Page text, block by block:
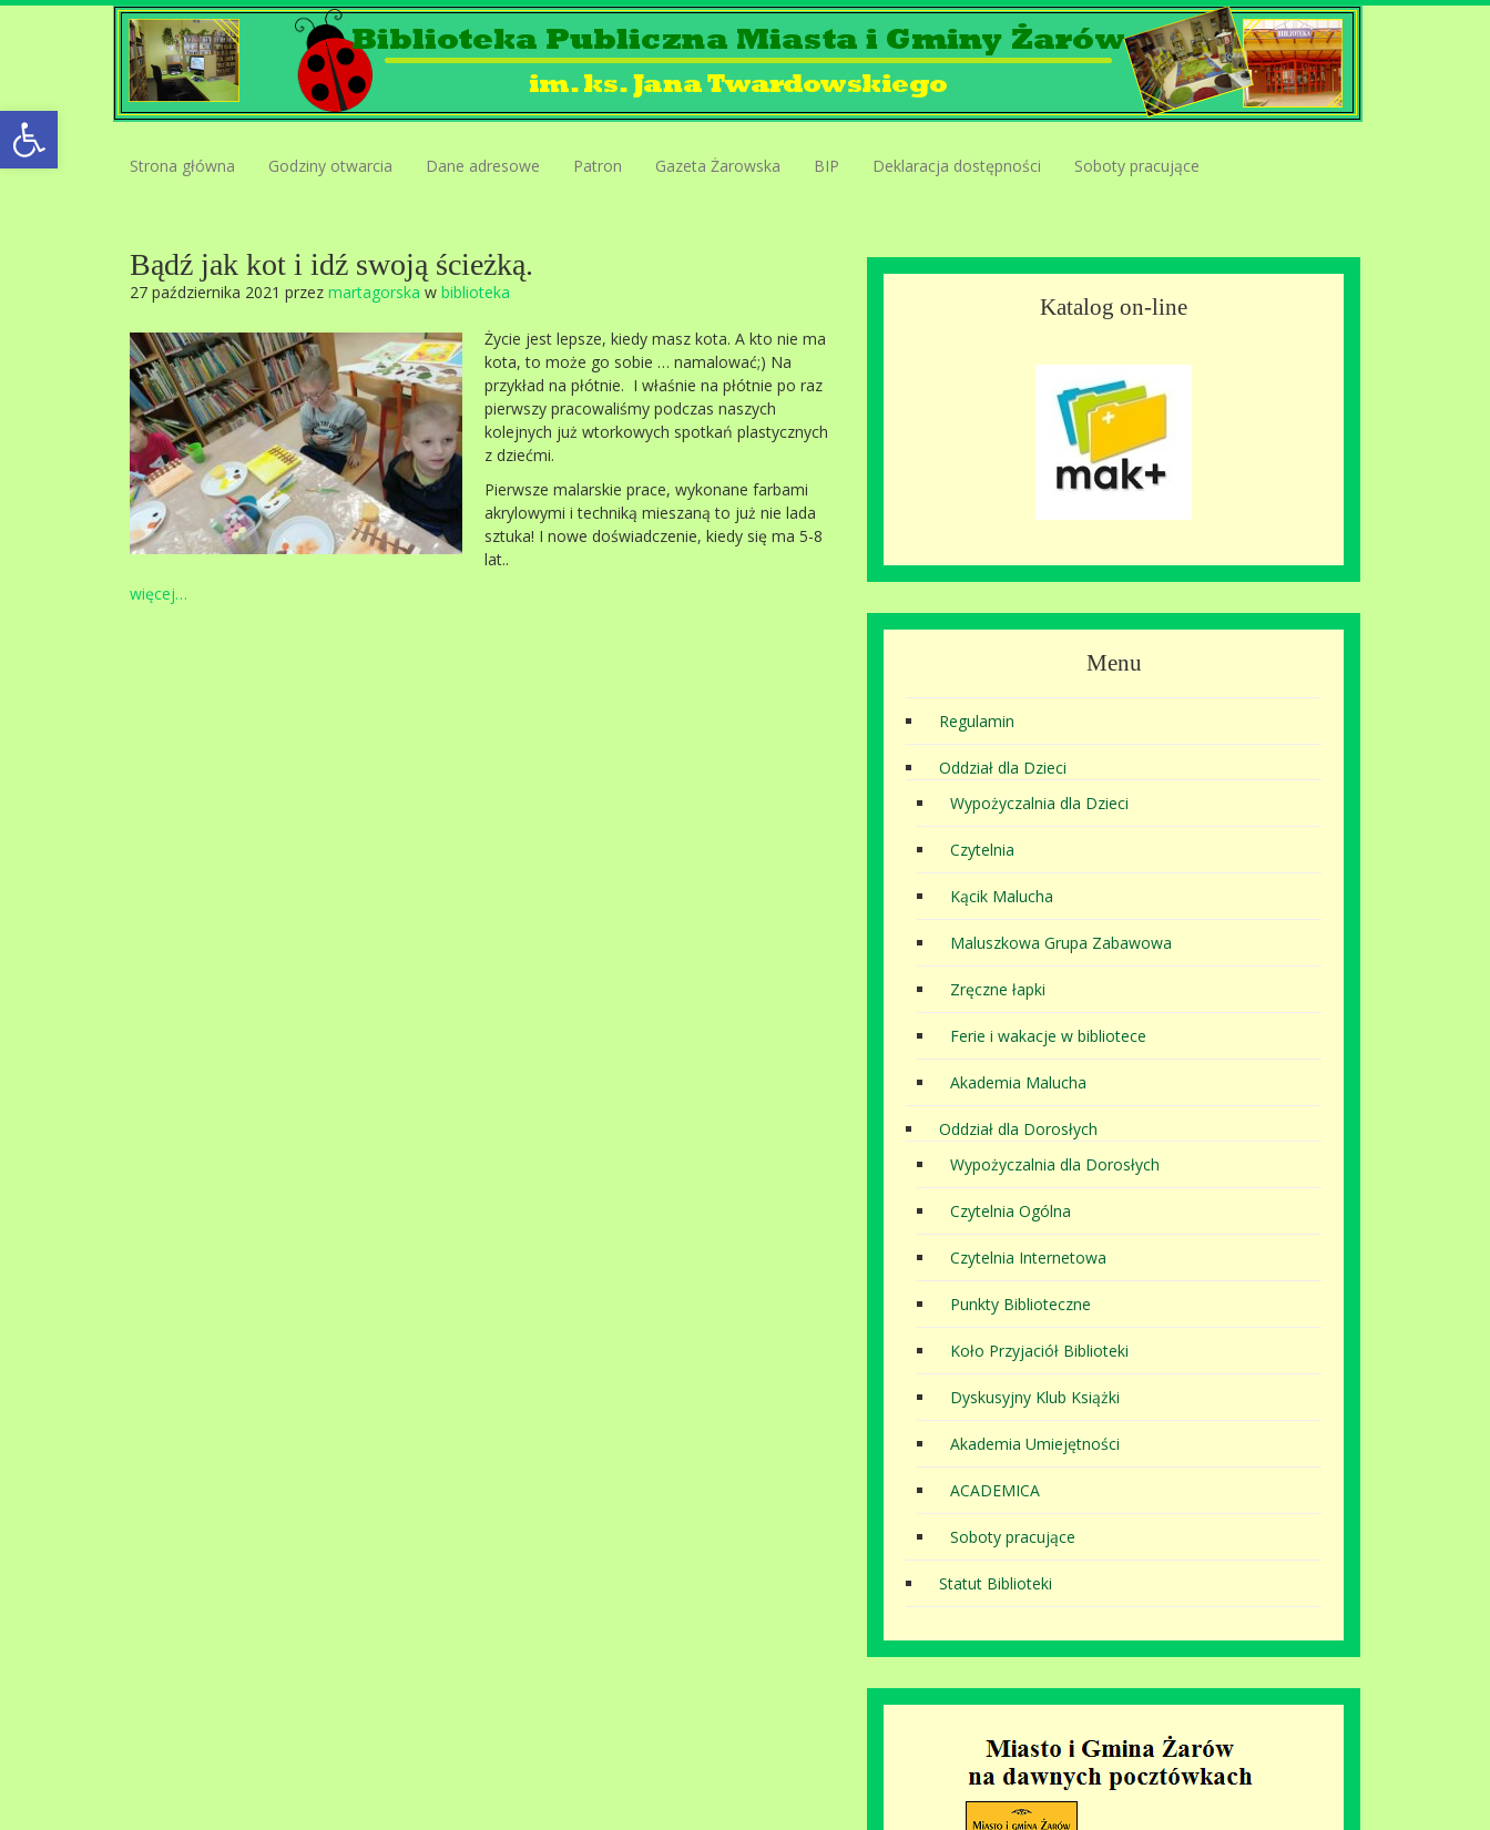
Open toolbar
Strona główna Godziny otwarcia Dane adresowe Patron Gazeta Żarowska BIP Deklaracja dostępności Soboty pracujące
Bądź jak kot i idź swoją ścieżką.
27 października 2021 przez martagorska w biblioteka
Życie jest lepsze, kiedy masz kota. A kto nie ma
kota, to może go sobie … namalować;) Na
przykład na płótnie. I właśnie na płótnie po raz
pierwszy pracowaliśmy podczas naszych
kolejnych już wtorkowych spotkań plastycznych
z dziećmi.
Pierwsze malarskie prace, wykonane farbami
akrylowymi i techniką mieszaną to już nie lada
sztuka! I nowe doświadczenie, kiedy się ma 5-8
lat..
więcej…
Katalog on-line
Menu
Regulamin
Oddział dla Dzieci
Wypożyczalnia dla Dzieci
Czytelnia
Kącik Malucha
Maluszkowa Grupa Zabawowa
Zręczne łapki
Ferie i wakacje w bibliotece
Akademia Malucha
Oddział dla Dorosłych
Wypożyczalnia dla Dorosłych
Czytelnia Ogólna
Czytelnia Internetowa
Punkty Biblioteczne
Koło Przyjaciół Biblioteki
Dyskusyjny Klub Książki
Akademia Umiejętności
ACADEMICA
Soboty pracujące
Statut Biblioteki